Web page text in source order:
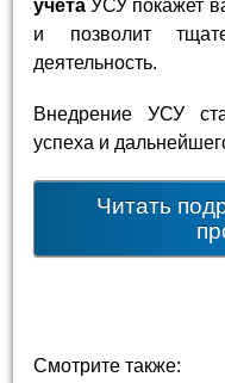
учета УСУ покажет
и позволит
деятельность.
Внедрение УСУ
успеха и
Читать
Смотрите также: